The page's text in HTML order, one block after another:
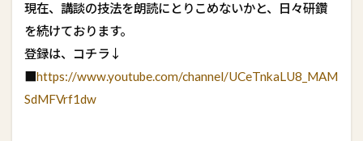
現在、講談の技法を朗読にとりこめないかと、日々研鑽
を続けております。
登録は、コチラ↓
■https://www.youtube.com/channel/UCeTnkaLU8_MAM
SdMFVrf1dw